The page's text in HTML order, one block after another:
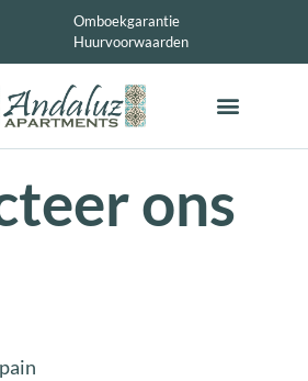
Omboekgarantie
Huurvoorwaarden
ons